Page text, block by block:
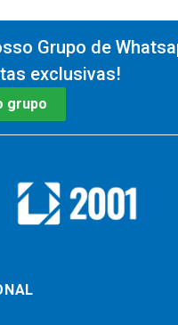
Grupo de
exclusivas!
grupo